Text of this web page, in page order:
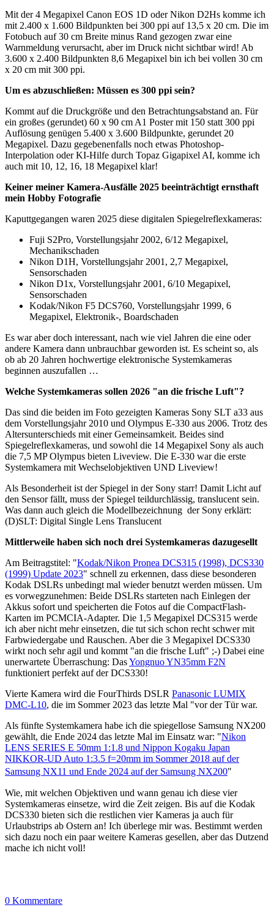
Mit der 4 Megapixel Canon EOS 1D oder Nikon D2Hs komme ich
mit 2.400 x 1.600 Bildpunkten bei 300 ppi auf 13,5 x 20 cm. Die im
Fotobuch auf 30 cm Breite minus Rand gezogen zwar eine
Warnmeldung verursacht, aber im Druck nicht sichtbar wird! Ab
3.600 x 2.400 Bildpunkten 8,6 Megapixel bin ich bei vollen 30 cm
x 20 cm mit 300 ppi.
Um es abzuschließen: Müssen es 300 ppi sein?
Kommt auf die Druckgröße und den Betrachtungsabstand an. Für
ein großes (gerundet) 60 x 90 cm A1 Poster mit 150 statt 300 ppi
Auflösung genügen 5.400 x 3.600 Bildpunkte, gerundet 20
Megapixel. Dazu gegebenenfalls noch etwas Photoshop-
Interpolation oder KI-Hilfe durch Topaz Gigapixel AI, komme ich
auch mit 10, 12, 16, 18 Megapixel klar!
Keiner meiner Kamera-Ausfälle 2025 beeinträchtigt ernsthaft
mein Hobby Fotografie
Kaputtgegangen waren 2025 diese digitalen Spiegelreflexkameras:
Fuji S2Pro, Vorstellungsjahr 2002, 6/12 Megapixel,
Mechanikschaden
Nikon D1H, Vorstellungsjahr 2001, 2,7 Megapixel,
Sensorschaden
Nikon D1x, Vorstellungsjahr 2001, 6/10 Megapixel,
Sensorschaden
Kodak/Nikon F5 DCS760, Vorstellungsjahr 1999, 6
Megapixel, Elektronik-, Boardschaden
Es war aber doch interessant, nach wie viel Jahren die eine oder
andere Kamera dann unbrauchbar geworden ist. Es scheint so, als
ob ab 20 Jahren hochwertige elektronische Systemkameras
beginnen auszufallen …
Welche Systemkameras sollen 2026 "an die frische Luft"?
Das sind die beiden im Foto gezeigten Kameras Sony SLT a33 aus
dem Vorstellungsjahr 2010 und Olympus E-330 aus 2006. Trotz des
Altersunterschieds mit einer Gemeinsamkeit. Beides sind
Spiegelreflexkameras, und sowohl die 14 Megapixel Sony als auch
die 7,5 MP Olympus bieten Liveview. Die E-330 war die erste
Systemkamera mit Wechselobjektiven UND Liveview!
Als Besonderheit ist der Spiegel in der Sony starr! Damit Licht auf
den Sensor fällt, muss der Spiegel teildurchlässig, translucent sein.
Was dann auch gleich die Modellbezeichnung der Sony erklärt:
(D)SLT: Digital Single Lens Translucent
Mittlerweile haben sich noch drei Systemkameras dazugesellt
Am Beitragstitel: "Kodak/Nikon Pronea DCS315 (1998), DCS330
(1999) Update 2023" schnell zu erkennen, dass diese besonderen
Kodak DSLRs unbedingt mal wieder benutzt werden müssen. Um
es vorwegzunehmen: Beide DSLRs starteten nach Einlegen der
Akkus sofort und speicherten die Fotos auf die CompactFlash-
Karten im PCMCIA-Adapter. Die 1,5 Megapixel DCS315 werde
ich aber nicht mehr einsetzen, die tut sich schon recht schwer mit
Farbwiedergabe und Rauschen. Aber die 3 Megapixel DCS330
wirkt noch sehr agil und kommt "an die frische Luft" ;-) Dabei eine
unerwartete Überraschung: DasYongnuo YN35mm F2N
funktioniert perfekt auf der DCS330!
Vierte Kamera wird die FourThirds DSLR Panasonic LUMIX
DMC-L10, die im Sommer 2023 das letzte Mal "vor der Tür war.
Als fünfte Systemkamera habe ich die spiegellose Samsung NX200
gewählt, die Ende 2024 das letzte Mal im Einsatz war: "Nikon
LENS SERIES E 50mm 1:1.8 und Nippon Kogaku Japan
NIKKOR-UD Auto 1:3.5 f=20mm im Sommer 2018 auf der
Samsung NX11 und Ende 2024 auf der Samsung NX200"
Wie, mit welchen Objektiven und wann genau ich diese vier
Systemkameras einsetze, wird die Zeit zeigen. Bis auf die Kodak
DCS330 bieten sich die restlichen vier Kameras ja auch für
Urlaubstrips ab Ostern an! Ich überlege mir was. Bestimmt werden
sich dazu noch ein paar weitere Kameras gesellen, aber das Dutzend
mache ich nicht voll!
0 Kommentare